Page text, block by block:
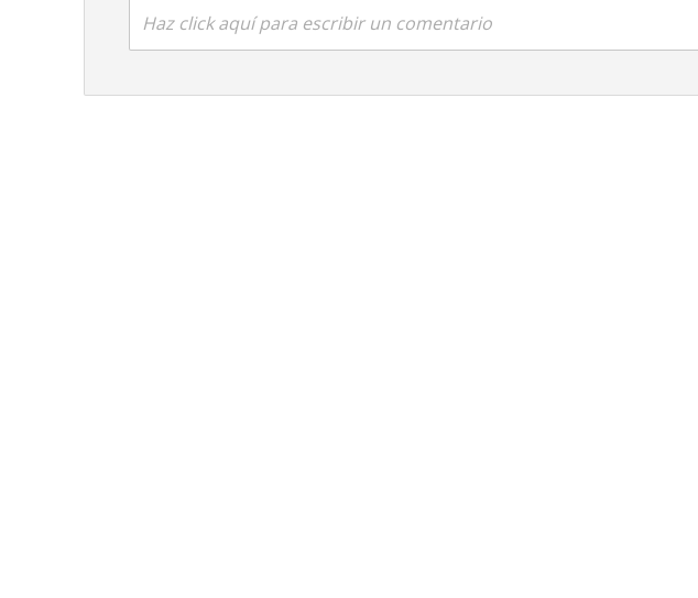
Haz click aquí para escribir un comentario